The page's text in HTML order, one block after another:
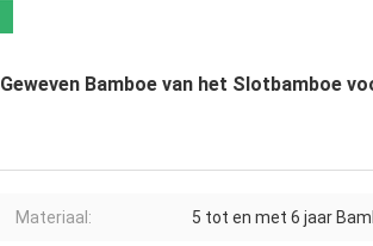
Bamboe van het Slotbamboe
Materiaal: 5 tot en met 6 jaar